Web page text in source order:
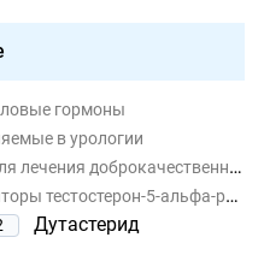
гормоны
в урологии
гиперплазии предстательной железы
тестостерон-5-альфа-редуктазы
Дутастерид